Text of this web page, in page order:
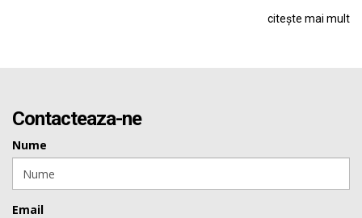
citește mai mult
Contacteaza-ne
Nume
Email